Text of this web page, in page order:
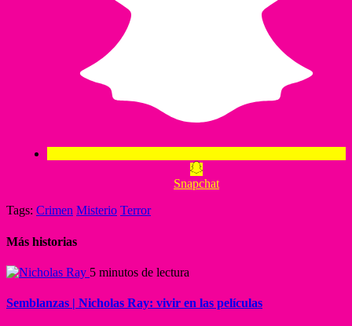
Snapchat
Tags: Crimen Misterio Terror
Más historias
5 minutos de lectura
Semblanzas | Nicholas Ray: vivir en las películas